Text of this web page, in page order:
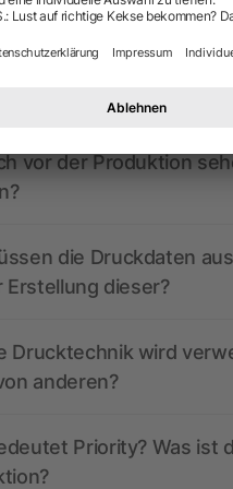
derzeit aktive
vor der Produktion
die Druckdaten
Erstellung dieser?
Drucktechnik wird
anderen?
Priority? Was ist